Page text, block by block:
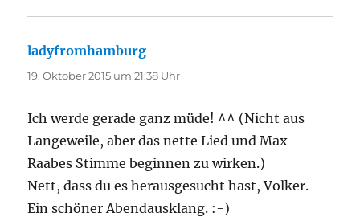
ladyfromhamburg
19. Oktober 2015 um 21:38 Uhr
Ich werde gerade ganz müde! ^^ (Nicht aus
Langeweile, aber das nette Lied und Max
Raabes Stimme beginnen zu wirken.)
Nett, dass du es herausgesucht hast, Volker.
Ein schöner Abendausklang. :-)